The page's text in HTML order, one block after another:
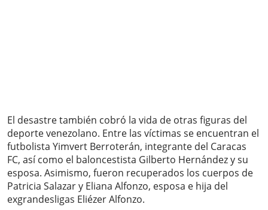
El desastre también cobró la vida de otras figuras del
deporte venezolano. Entre las víctimas se encuentran el
futbolista Yimvert Berroterán, integrante del Caracas
FC, así como el baloncestista Gilberto Hernández y su
esposa. Asimismo, fueron recuperados los cuerpos de
Patricia Salazar y Eliana Alfonzo, esposa e hija del
exgrandesligas Eliézer Alfonzo.